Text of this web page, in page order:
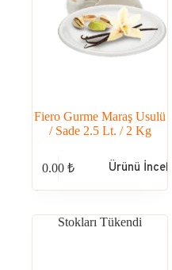
Fiero Gurme Maraş Usulü
/ Sade 2.5 Lt. / 2 Kg
0.00₺ Ürünü İncele
Stokları Tükendi